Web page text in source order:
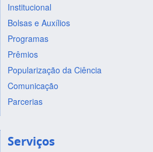
Institucional
Bolsas e Auxílios
Programas
Prêmios
Popularização da Ciência
Comunicação
Parcerias
Serviços